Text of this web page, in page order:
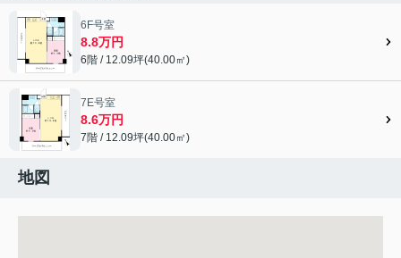
6F号室
8.8万円
6階 / 12.09坪(40.00㎡)
7E号室
8.6万円
7階 / 12.09坪(40.00㎡)
地図